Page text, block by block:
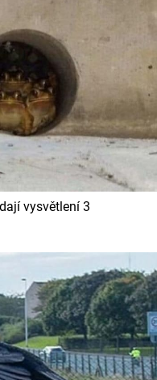
vysvětlení 3